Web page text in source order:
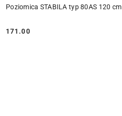
Poziomica STABILA typ 80AS 120 cm
Cena:
171.00